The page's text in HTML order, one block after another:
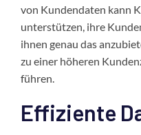
von Kundendaten kann
unterstützen, ihre
ihnen genau das
zu einer höheren
führen.
Effiziente